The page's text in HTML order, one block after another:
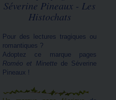
Séverine Pineaux - Les
Histochats
Pour des lectures tragiques ou
romantiques ?
Adoptez ce marque pages
Roméo et Minettede Séverine
Pineaux !